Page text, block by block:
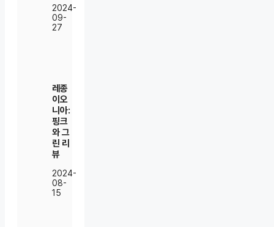
2024-
09-
27
레종
이오
니아:
핑크
와 그
린 리
뷰
2024-
08-
15